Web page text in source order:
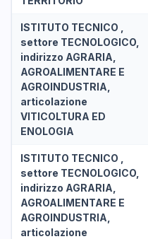
ISTITUTO TECNICO ,
settore TECNOLOGICO,
indirizzo AGRARIA,
AGROALIMENTARE E
AGROINDUSTRIA,
articolazione
VITICOLTURA ED
ENOLOGIA
ISTITUTO TECNICO ,
settore TECNOLOGICO,
indirizzo AGRARIA,
AGROALIMENTARE E
AGROINDUSTRIA,
articolazione